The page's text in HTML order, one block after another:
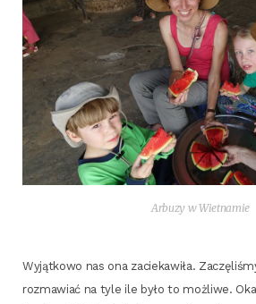
Arbu­zy w Wietnamie
Wyjąt­ko­wo nas ona zacie­ka­wi­ła.
roz­ma­wiać na tyle ile było to moż­li­we.